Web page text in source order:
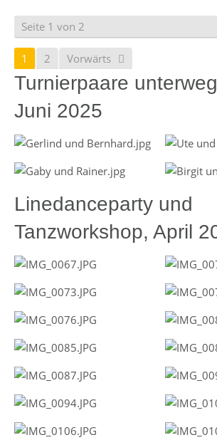
Seite 1 von 2
1 2 Vorwärts
Turnierpaare
Juni 2025
Linedanceparty und
Tanzworkshop, April